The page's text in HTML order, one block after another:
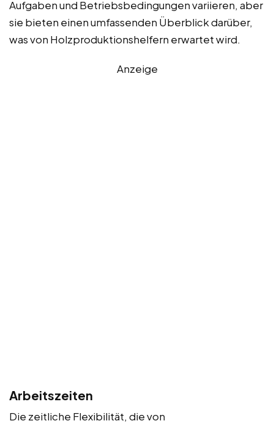
Aufgaben und Betriebsbedingungen variieren, aber
sie bieten einen umfassenden Überblick darüber,
was von Holzproduktionshelfern erwartet wird.
Anzeige
Arbeitszeiten
Die zeitliche Flexibilität, die von